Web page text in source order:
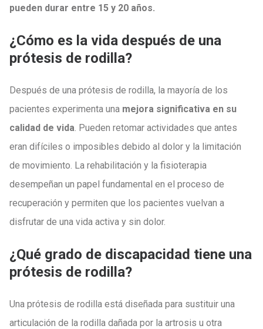
pueden durar entre 15 y 20 años.
¿Cómo es la vida después de una
prótesis de rodilla?
Después de una prótesis de rodilla, la mayoría de los
pacientes experimenta una mejora significativa en su
calidad de vida. Pueden retomar actividades que antes
eran difíciles o imposibles debido al dolor y la limitación
de movimiento. La rehabilitación y la fisioterapia
desempeñan un papel fundamental en el proceso de
recuperación y permiten que los pacientes vuelvan a
disfrutar de una vida activa y sin dolor.
¿Qué grado de discapacidad tiene una
prótesis de rodilla?
Una prótesis de rodilla está diseñada para sustituir una
articulación de la rodilla dañada por la artrosis u otra